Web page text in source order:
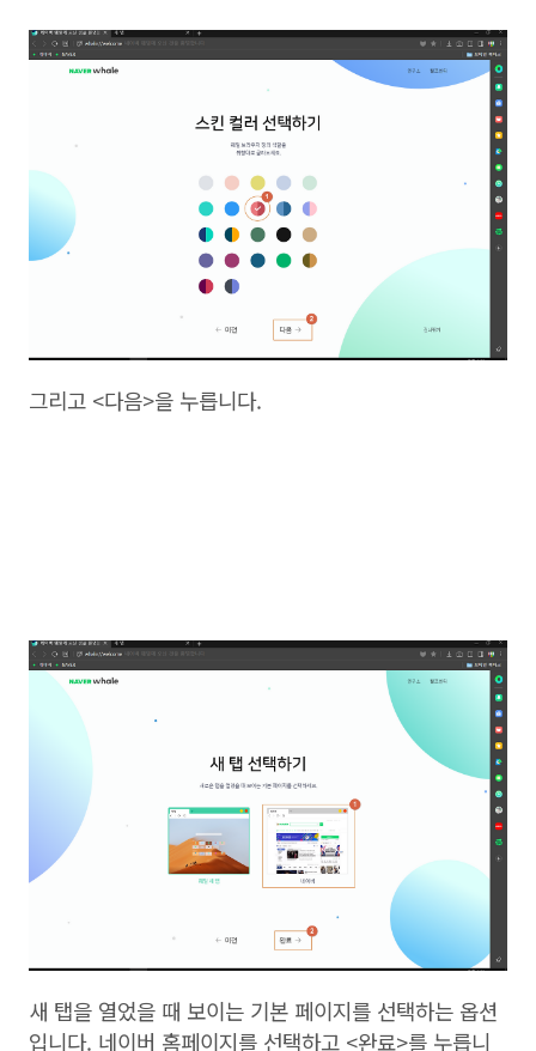
그리고 <다음>을 누릅니다.
새 탭을 열었을 때 보이는 기본 페이지를 선택하는 옵션
입니다. 네이버 홈페이지를 선택하고 <완료>를 누릅니